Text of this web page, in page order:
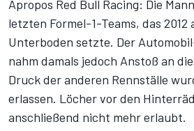
Apropos Red Bull Racing: Die
letzten Formel-1-Teams, das 2012
Unterboden setzte. Der
nahm damals jedoch Anstoß an
Druck der anderen Rennställe
erlassen. Löcher vor den
anschließend nicht mehr erlaubt.